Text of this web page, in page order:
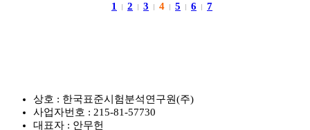
1 2 3 4 5 6 7
상호 : 한국표준시험분석연구원(주)
사업자번호 : 215-81-57730
대표자 : 안무헌